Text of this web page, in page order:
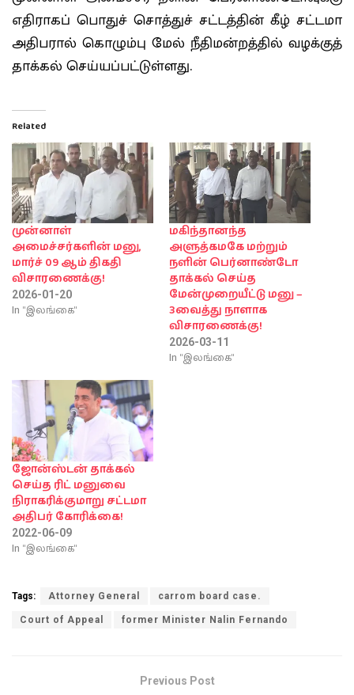
எதிராகப் பொதுச் சொத்துச் சட்டத்தின் கீழ் சட்டமா
அதிபரால் கொழும்பு மேல் நீதிமன்றத்தில் வழக்குத்
தாக்கல் செய்யப்பட்டுள்ளது.
Related
முன்னாள்
அமைச்சர்களின் மனு,
மார்ச் 09 ஆம் திகதி
விசாரணைக்கு!
2026-01-20
In "இலங்கை"
மகிந்தானந்த
அளுத்கமகே மற்றும்
நளின் பெர்னாண்டோ
தாக்கல் செய்த
மேன்முறையீட்டு மனு –
3வைத்து நாளாக
விசாரணைக்கு!
2026-03-11
In "இலங்கை"
ஜோன்ஸ்டன் தாக்கல்
செய்த ரிட் மனுவை
நிராகரிக்குமாறு சட்டமா
அதிபர் கோரிக்கை!
2022-06-09
In "இலங்கை"
Tags: Attorney General carrom board case.
Court of Appeal former Minister Nalin Fernando
Previous Post